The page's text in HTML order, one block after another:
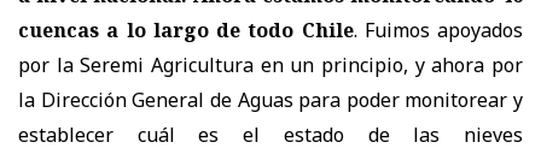
cuencas a lo largo de todo Chile. Fuimos apoyados
por la Seremi Agricultura en un principio, y ahora por
la Dirección General de Aguas para poder monitorear y
establecer cuál es el estado de las nieves